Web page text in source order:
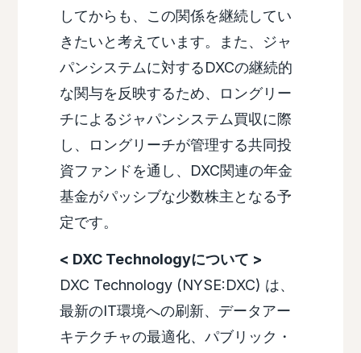
してからも、この関係を継続してい
きたいと考えています。また、ジャ
パンシステムに対するDXCの継続的
な関与を反映するため、ロングリー
チによるジャパンシステム買収に際
し、ロングリーチが管理する共同投
資ファンドを通し、DXC関連の年金
基金がパッシブな少数株主となる予
定です。
< DXC Technologyについて >
DXC Technology (NYSE:DXC) は、
最新のIT環境への刷新、データアー
キテクチャの最適化、パブリック・